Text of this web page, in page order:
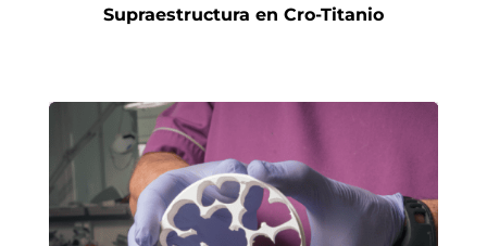
Supraestructura en Cro-Titanio